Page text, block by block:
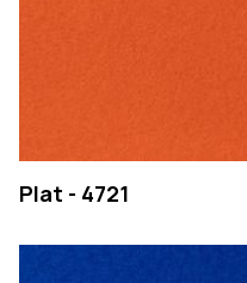
Plat - 4721